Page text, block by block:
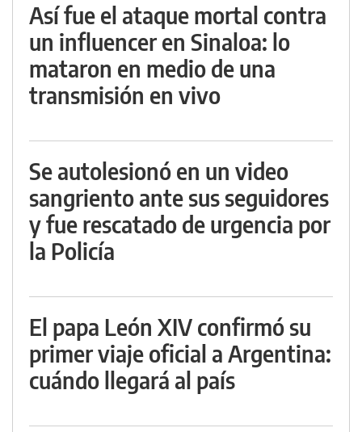
Así fue el ataque mortal contra
un influencer en Sinaloa: lo
mataron en medio de una
transmisión en vivo
Se autolesionó en un video
sangriento ante sus seguidores
y fue rescatado de urgencia por
la Policía
El papa León XIV confirmó su
primer viaje oficial a Argentina:
cuándo llegará al país